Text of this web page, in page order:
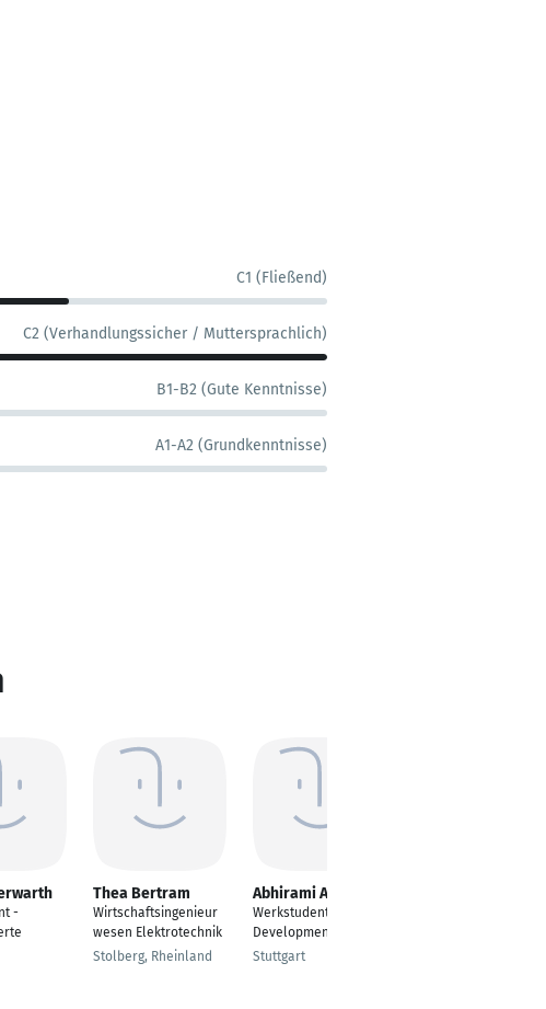
C1 (Fließend)
C2 (Verhandlungssicher / Muttersprachlich)
B1-B2 (Gute Kenntnisse)
A1-A2 (Grundkenntnisse)
-
Thea Bertram
Wirtschaftsingenieur
wesen Elektrotechnik
Stolberg, Rheinland
Abhirami Anand
Werkstudent in
Development Quality
Stuttgart